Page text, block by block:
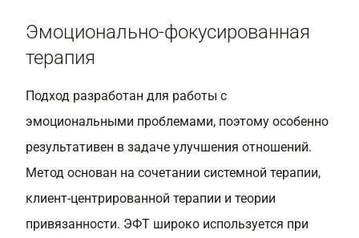
Эмоционально-фокусированная
терапия
Подход разработан для работы с
эмоциональными проблемами, поэтому особенно
результативен в задаче улучшения отношений.
Метод основан на сочетании системной терапии,
клиент-центрированной терапии и теории
привязанности. ЭФТ широко используется при